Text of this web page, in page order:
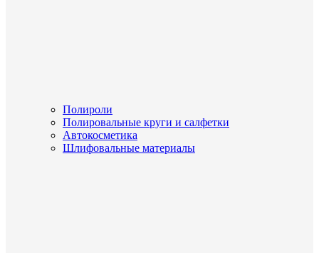
Полироли
Полировальные круги и салфетки
Автокосметика
Шлифовальные материалы